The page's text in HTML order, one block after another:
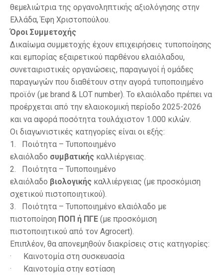
θεμελιώτρια της οργανοληπτικής αξιολόγησης στην
Ελλάδα, Έφη Χριστοπούλου.
Όροι Συμμετοχής
Δικαίωμα συμμετοχής έχουν επιχειρήσεις τυποποίησης
και εμπορίας εξαιρετικού παρθένου ελαιόλαδου,
συνεταιριστικές οργανώσεις, παραγωγοί ή ομάδες
παραγωγών που διαθέτουν στην αγορά τυποποιημένο
προϊόν (με brand & LOT number). Το ελαιόλαδο πρέπει να
προέρχεται από την ελαιοκομική περίοδο 2025-2026
και να αφορά ποσότητα τουλάχιστον 1.000 κιλών.
Οι διαγωνιστικές κατηγορίες είναι οι εξής:
1. Ποιότητα – Τυποποιημένο
ελαιόλαδο συμβατικής καλλιέργειας.
2. Ποιότητα – Τυποποιημένο
ελαιόλαδο βιολογικής καλλιέργειας (με προσκόμιση
σχετικού πιστοποιητικού).
3. Ποιότητα – Τυποποιημένο ελαιόλαδο με
πιστοποίηση ΠΟΠ ή ΠΓΕ (με προσκόμιση
πιστοποιητικού από τον Agrocert).
Επιπλέον, θα απονεμηθούν διακρίσεις στις κατηγορίες:
· Καινοτομία στη συσκευασία
· Καινοτομία στην εστίαση